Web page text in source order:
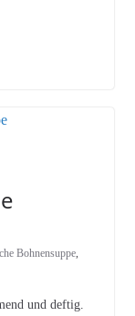
Bohnensuppe,
und deftig.